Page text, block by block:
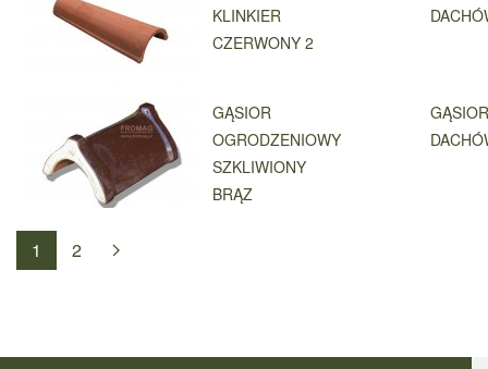
KLINKIER
CZERWONY 2
GĄSIOR
OGRODZENIOWY
SZKLIWIONY
BRĄZ
1 2